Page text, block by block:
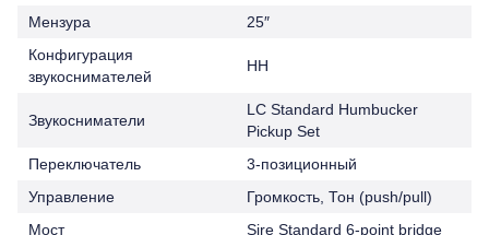
Мензура
25″
Конфигурация
звукоснимателей
HH
Звукосниматели
LC Standard Humbucker
Pickup Set
Переключатель
3-позиционный
Управление
Громкость, Тон (push/pull)
Мост
Sire Standard 6-point bridge